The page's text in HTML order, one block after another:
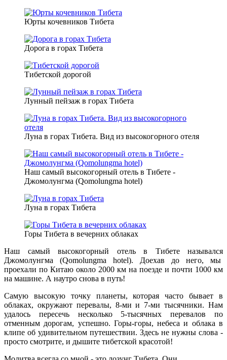
Юрты кочевников Тибета
Дорога в горах Тибета
Тибетской дорогой
Лунный пейзаж в горах Тибета
Луна в горах Тибета. Вид из высокогорного отеля
Наш самый высокогорный отель в Тибете -
Джомолунгма (Qomolungma hotel)
Луна в горах Тибета
Горы Тибета в вечерних облаках
Наш самый высокогорный отель в Тибете назывался
Джомолунгма (Qomolungma hotel). Доехав до него, мы
проехали по Китаю около 2000 км на поезде и почти 1000 км
на машине. А наутро снова в путь!
Самую высокую точку планеты, которая часто бывает в
облаках, окружают перевалы, 8-ми и 7-ми тысячники. Нам
удалось пересечь несколько 5-тысячных перевалов по
отменным дорогам, успешно. Горы-горы, небеса и облака в
клипе об удивительном путешествии. Здесь не нужны слова -
просто смотрите, и дышите тибетской красотой!